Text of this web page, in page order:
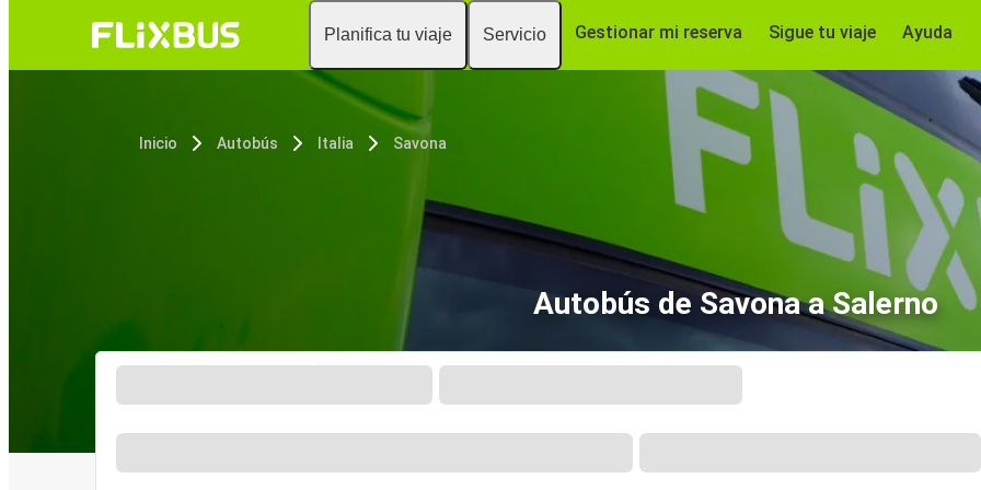
Planifica tu viaje Servicio Gestionar mi reserva Sigue tu viaje Ayuda
Inicio Autobús Italia Savona
Autobús de Savona a Salerno